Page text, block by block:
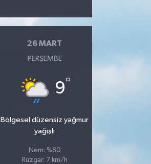
26 MART
PERŞEMBE
9°
Bölgesel düzensiz yağmur
yağışlı
Nem: %80
Rüzgar: 7 km/h